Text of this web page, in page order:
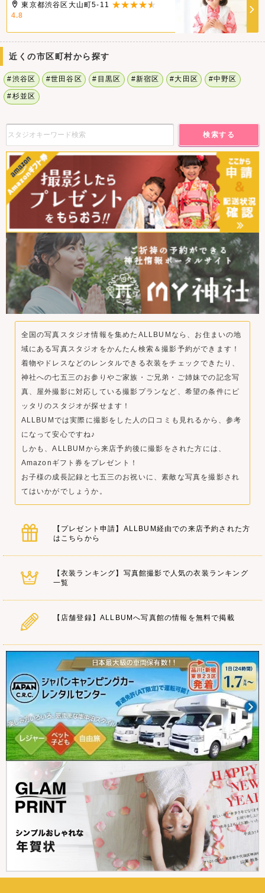
東京都渋谷区大山町5-11
4.8
近くの市区町村から探す
#渋谷区 #世田谷区 #目黒区 #新宿区 #大田区 #中野区
#杉並区
検索する
全国の写真スタジオ情報を集めたALLBUMなら、お住まいの地
域にある写真スタジオをかんたん検索＆撮影予約ができます！
着物やドレスなどのレンタルできる衣装をチェックできたり、
神社への七五三のお参りやご家族・ご兄弟・ご姉妹での記念写
真、屋外撮影に対応している撮影プランなど、希望の条件にピ
ッタリのスタジオが探せます！
ALLBUMでは実際に撮影をした人の口コミも見れるから、参考
になって安心ですね♪
しかも、ALLBUMから来店予約後に撮影をされた方には、
Amazonギフト券をプレゼント！
お子様の成長記録と七五三のお祝いに、素敵な写真を撮影され
てはいかがでしょうか。
【プレゼント申請】ALLBUM経由での来店予約された方
はこちらから
【衣装ランキング】写真館撮影で人気の衣装ランキング
一覧
【店舗登録】ALLBUMへ写真館の情報を無料で掲載